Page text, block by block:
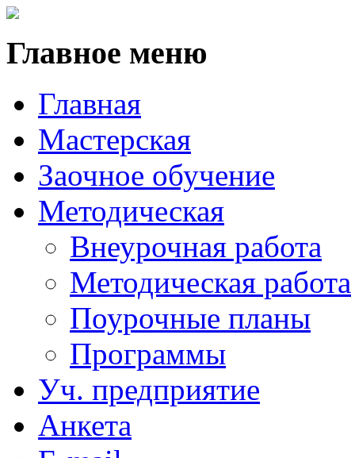
Главное меню
Главная
Мастерская
Заочное обучение
Методическая
Внеурочная работа
Методическая работа
Поурочные планы
Программы
Уч. предприятие
Анкета